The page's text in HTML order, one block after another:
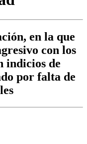
en la que
con los
indicios de
por falta de